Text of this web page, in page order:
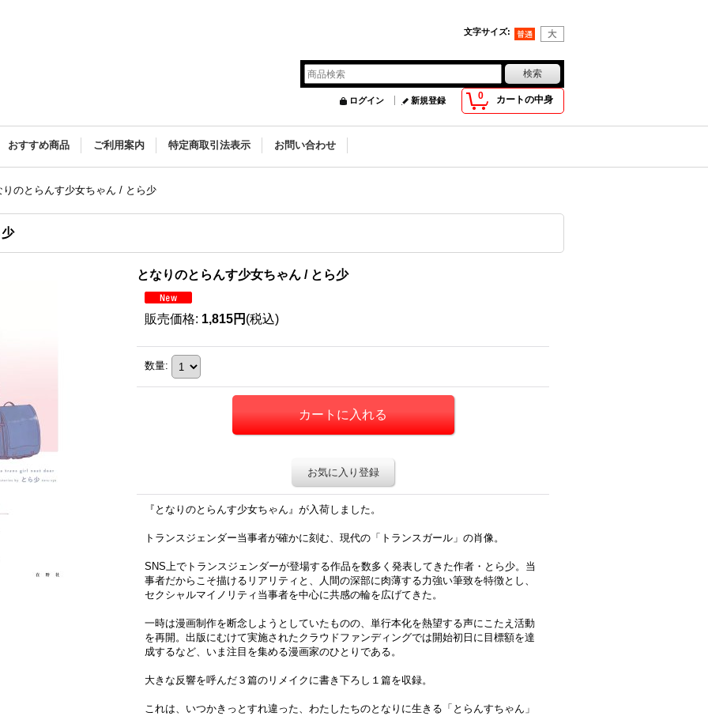
文字サイズ:
0 カートの中身
ログイン 新規登録
おすすめ商品 ご利用案内 特定商取引法表示 お問い合わせ
りのとらんす少女ちゃん / とら少
となりのとらんす少女ちゃん / とら少
販売価格: 1,815円 (税込)
数量:
お気に入り登録
『となりのとらんす少女ちゃん』が入荷しました。
トランスジェンダー当事者が確かに刻む、現代の「トランスガール」の肖像。
SNS上でトランスジェンダーが登場する作品を数多く発表してきた作者・とら少。当
事者だからこそ描けるリアリティと、人間の深部に肉薄する力強い筆致を特徴とし、
セクシャルマイノリティ当事者を中心に共感の輪を広げてきた。
一時は漫画制作を断念しようとしていたものの、単行本化を熱望する声にこたえ活動
を再開。出版にむけて実施されたクラウドファンディングでは開始初日に目標額を達
成するなど、いま注目を集める漫画家のひとりである。
大きな反響を呼んだ３篇のリメイクに書き下ろし１篇を収録。
これは、いつかきっとすれ違った、わたしたちのとなりに生きる「とらんすちゃん」